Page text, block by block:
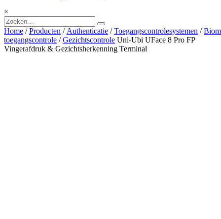
×
Home /Producten /Authenticatie /Toegangscontrolesystemen /
toegangscontrole /Gezichtscontrole Uni-Ubi UFace 8 Pro FP
Vingerafdruk & Gezichtsherkenning Terminal